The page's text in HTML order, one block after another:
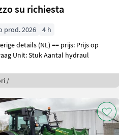
su richiesta
prod. 2026
4 h
details (NL) == prijs: Prijs op
Unit: Stuk Aantal hydraul
/